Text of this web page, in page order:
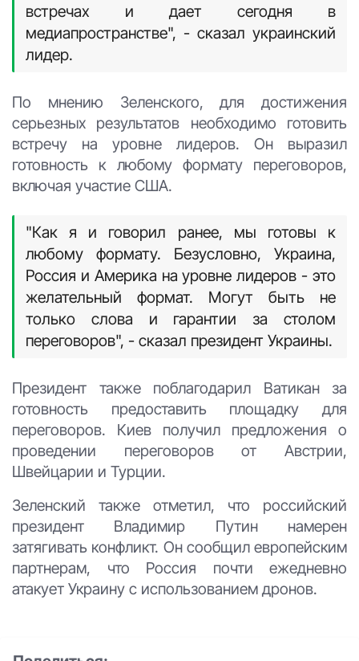
встречах и дает сегодня в
медиапространстве", - сказал украинский
лидер.
По мнению Зеленского, для достижения
серьезных результатов необходимо готовить
встречу на уровне лидеров. Он выразил
готовность к любому формату переговоров,
включая участие США.
"Как я и говорил ранее, мы готовы к
любому формату. Безусловно, Украина,
Россия и Америка на уровне лидеров - это
желательный формат. Могут быть не
только слова и гарантии за столом
переговоров", - сказал президент Украины.
Президент также поблагодарил Ватикан за
готовность предоставить площадку для
переговоров. Киев получил предложения о
проведении переговоров от Австрии,
Швейцарии и Турции.
Зеленский также отметил, что российский
президент Владимир Путин намерен
затягивать конфликт. Он сообщил европейским
партнерам, что Россия почти ежедневно
атакует Украину с использованием дронов.